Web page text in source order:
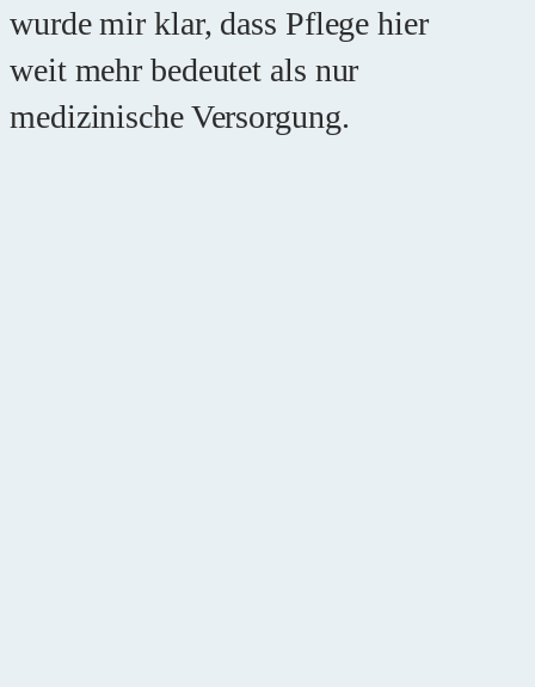
wurde mir klar, dass Pflege hier
weit mehr bedeutet als nur
medizinische Versorgung.